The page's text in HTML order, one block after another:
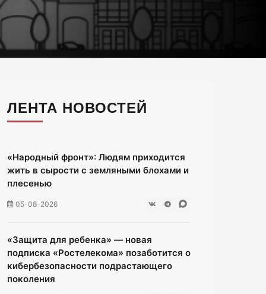
ЛЕНТА НОВОСТЕЙ
«Народный фронт»: Людям приходится
жить в сырости с земляными блохами и
плесенью
05-08-2026
«Защита для ребенка» — новая
подписка «Ростелекома» позаботится о
кибербезопасности подрастающего
поколения